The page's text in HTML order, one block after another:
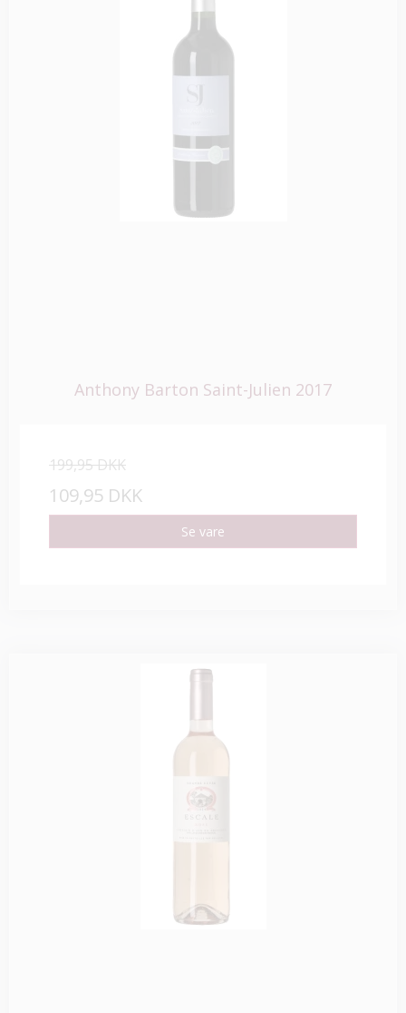
Anthony Barton Saint-Julien 2017
199,95 DKK
109,95 DKK
Se vare